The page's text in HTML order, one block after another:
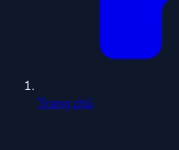
Trang chủ